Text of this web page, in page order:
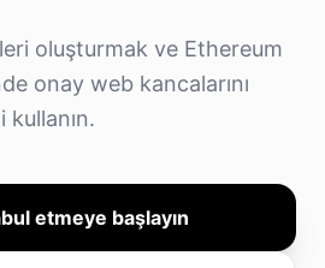
oluşturmak ve Ethereum
onay web kancalarını
etmeye başlayın